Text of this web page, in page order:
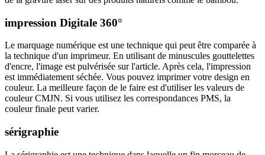
impression Digitale 360°
Le marquage numérique est une technique qui peut être comparée à
la technique d'un imprimeur. En utilisant de minuscules gouttelettes
d'encre, l'image est pulvérisée sur l'article. Après cela, l'impression
est immédiatement séchée. Vous pouvez imprimer votre design en
couleur. La meilleure façon de le faire est d'utiliser les valeurs de
couleur CMJN. Si vous utilisez les correspondances PMS, la
couleur finale peut varier.
sérigraphie